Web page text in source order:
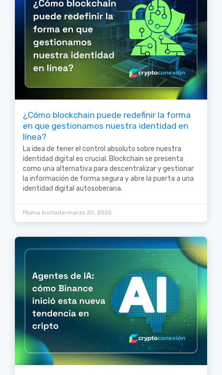
¿Cómo blockchain puede redefinir la forma
en que gestionamos nuestra identidad en
línea?
La idea de tener el control absoluto sobre nuestra
identidad digital es crucial. Blockchain se presenta
como una alternativa para descentralizar y gestionar
la información de forma segura y abre la puerta a una
identidad digital autosoberana.
Pluma Invitada•marzo 20, 2025